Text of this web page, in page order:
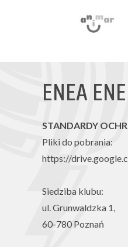
ENEA
STANDARDY
Pliki do pobrania:
https://
Siedziba klubu:
ul. Grunwaldzka 1,
60-780 Poznań